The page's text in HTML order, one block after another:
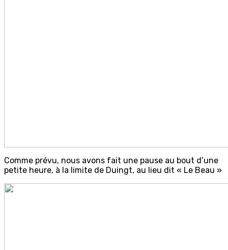
Comme prévu, nous avons fait une pause au bout d’une
petite heure, à la limite de Duingt, au lieu dit « Le Beau »